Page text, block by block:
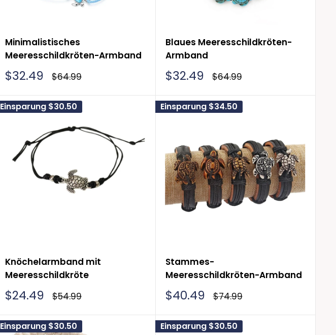
Minimalistisches
Meeresschildkröten-Armband
Sonderpreis
$32.49 Normalpreis
$64.99
Blaues Meeresschildkröten-
Armband
Sonderpreis
$32.49 Normalpreis
$64.99
Einsparung $30.50
Knöchelarmband mit
Meeresschildkröte
Sonderpreis
$24.49 Normalpreis
$54.99
Einsparung $34.50
Stammes-
Meeresschildkröten-Armband
Sonderpreis
$40.49 Normalpreis
$74.99
Einsparung $30.50 Einsparung $30.50